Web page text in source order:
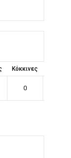
Κόκκινες
0